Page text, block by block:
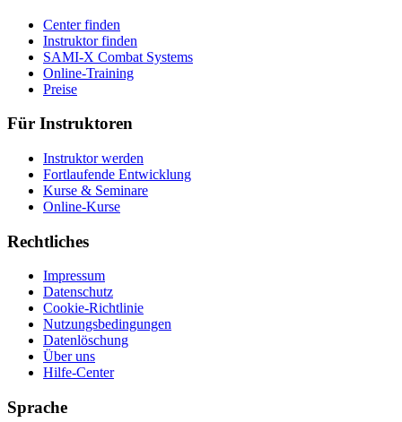
Center finden
Instruktor finden
SAMI-X Combat Systems
Online-Training
Preise
Für Instruktoren
Instruktor werden
Fortlaufende Entwicklung
Kurse & Seminare
Online-Kurse
Rechtliches
Impressum
Datenschutz
Cookie-Richtlinie
Nutzungsbedingungen
Datenlöschung
Über uns
Hilfe-Center
Sprache